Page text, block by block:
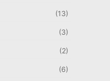
(13)
(3)
(2)
(6)